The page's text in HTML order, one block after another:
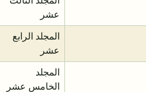
عشر
المجلد الرابع
عشر
المجلد
الخامس عشر